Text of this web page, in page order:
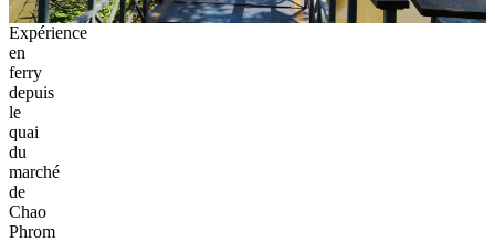
Expérience
en
ferry
depuis
le
quai
du
marché
de
Chao
Phrom